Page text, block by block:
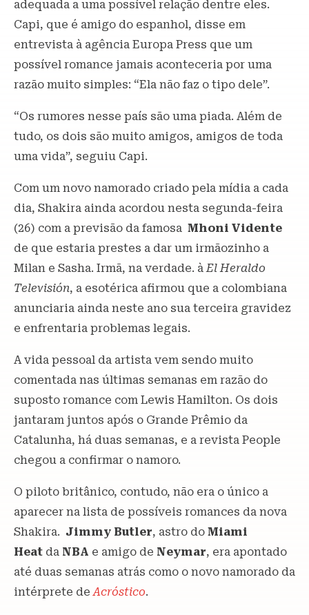
adequada a uma possível relação dentre eles.
Capi, que é amigo do espanhol, disse em
entrevista à agência Europa Press que um
possível romance jamais aconteceria por uma
razão muito simples: “Ela não faz o tipo dele”.
“Os rumores nesse país são uma piada. Além de
tudo, os dois são muito amigos, amigos de toda
uma vida”, seguiu Capi.
Com um novo namorado criado pela mídia a cada
dia, Shakira ainda acordou nesta segunda-feira
(26) com a previsão da famosa Mhoni Vidente
de que estaria prestes a dar um irmãozinho a
Milan e Sasha. Irmã, na verdade. àEl Heraldo
Televisión, a esotérica afirmou que a colombiana
anunciaria ainda neste ano sua terceira gravidez
e enfrentaria problemas legais.
A vida pessoal da artista vem sendo muito
comentada nas últimas semanas em razão do
suposto romance com Lewis Hamilton. Os dois
jantaram juntos após o Grande Prêmio da
Catalunha, há duas semanas, e a revista People
chegou a confirmar o namoro.
O piloto britânico, contudo, não era o único a
aparecer na lista de possíveis romances da nova
Shakira. Jimmy Butler, astro do Miami
Heat da NBA e amigo de Neymar, era apontado
até duas semanas atrás como o novo namorado da
intérprete deAcróstico.